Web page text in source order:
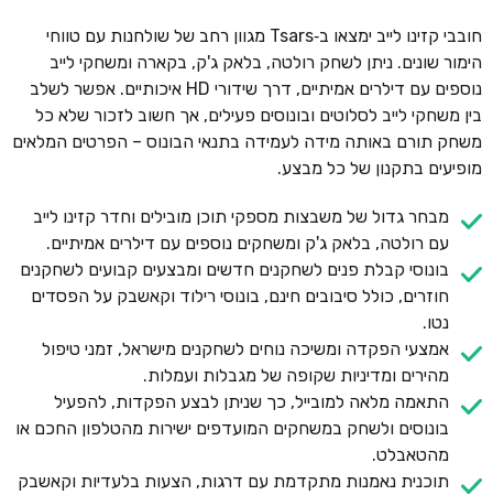
חובבי קזינו לייב ימצאו ב‑Tsars מגוון רחב של שולחנות עם טווחי
הימור שונים. ניתן לשחק רולטה, בלאק ג'ק, בקארה ומשחקי לייב
נוספים עם דילרים אמיתיים, דרך שידורי HD איכותיים. אפשר לשלב
בין משחקי לייב לסלוטים ובונוסים פעילים, אך חשוב לזכור שלא כל
משחק תורם באותה מידה לעמידה בתנאי הבונוס – הפרטים המלאים
מופיעים בתקנון של כל מבצע.
מבחר גדול של משבצות מספקי תוכן מובילים וחדר קזינו לייב
עם רולטה, בלאק ג'ק ומשחקים נוספים עם דילרים אמיתיים.
בונוסי קבלת פנים לשחקנים חדשים ומבצעים קבועים לשחקנים
חוזרים, כולל סיבובים חינם, בונוסי רילוד וקאשבק על הפסדים
נטו.
אמצעי הפקדה ומשיכה נוחים לשחקנים מישראל, זמני טיפול
מהירים ומדיניות שקופה של מגבלות ועמלות.
התאמה מלאה למובייל, כך שניתן לבצע הפקדות, להפעיל
בונוסים ולשחק במשחקים המועדפים ישירות מהטלפון החכם או
מהטאבלט.
תוכנית נאמנות מתקדמת עם דרגות, הצעות בלעדיות וקאשבק